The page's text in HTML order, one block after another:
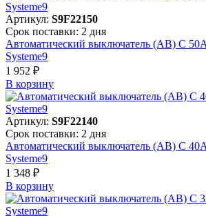
Артикул: S9F22150
Срок поставки: 2 дня
Автоматический выключатель (АВ) C
Systeme9
1 952 ₽
В корзинy
Артикул: S9F22140
Срок поставки: 2 дня
Автоматический выключатель (АВ) C
Systeme9
1 348 ₽
В корзинy